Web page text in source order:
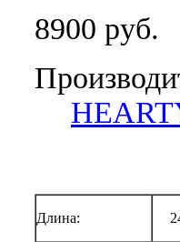
8900 руб.
Длина: